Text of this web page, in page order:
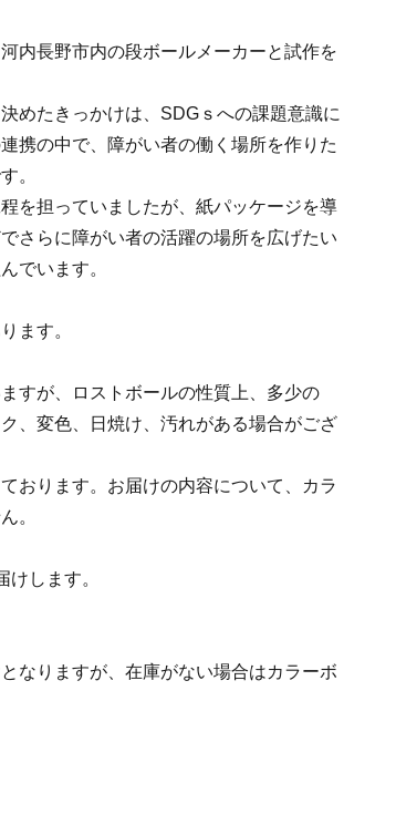
内長野市内の段ボールメーカーと試作を
めたきっかけは、SDGｓへの課題意識に
携の中で、障がい者の働く場所を作りた
。
を担っていましたが、紙パッケージを導
さらに障がい者の活躍の場所を広げたい
でいます。
ます。
すが、ロストボールの性質上、多少の
、変色、日焼け、汚れがある場合がござ
おります。お届けの内容について、カラ
。
します。
なりますが、在庫がない場合はカラーボ